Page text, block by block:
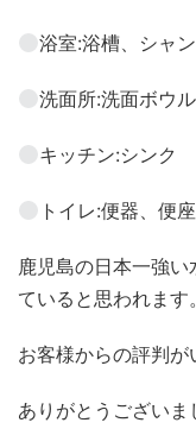
浴室:浴槽、シャ
洗面所:洗面ボウル
キッチン:シンク
トイレ:便器、便
鹿児島の日本一強
ていると思われます。
お客様からの評判が
ありがとうございま